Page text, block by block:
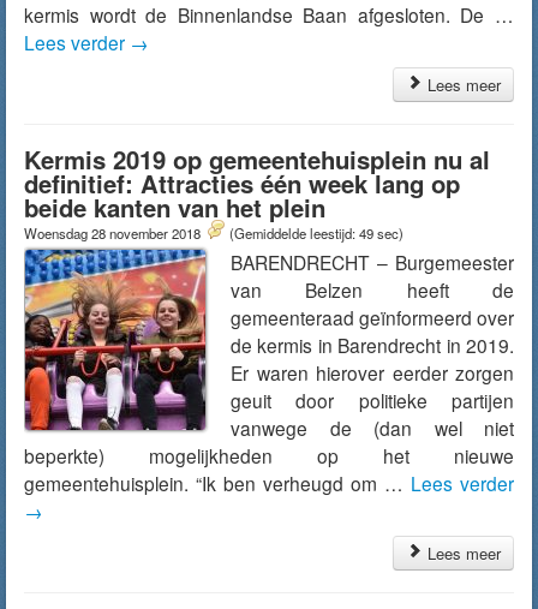
kermis wordt de Binnenlandse Baan afgesloten. De …
Lees verder →
Lees meer
Kermis 2019 op gemeentehuisplein nu al
definitief: Attracties één week lang op
beide kanten van het plein
Woensdag 28 november 2018 (Gemiddelde leestijd: 49 sec)
BARENDRECHT – Burgemeester
van Belzen heeft de
gemeenteraad geïnformeerd over
de kermis in Barendrecht in 2019.
Er waren hierover eerder zorgen
geuit door politieke partijen
vanwege de (dan wel niet
beperkte) mogelijkheden op het nieuwe
gemeentehuisplein. “Ik ben verheugd om … Lees verder
→
Lees meer